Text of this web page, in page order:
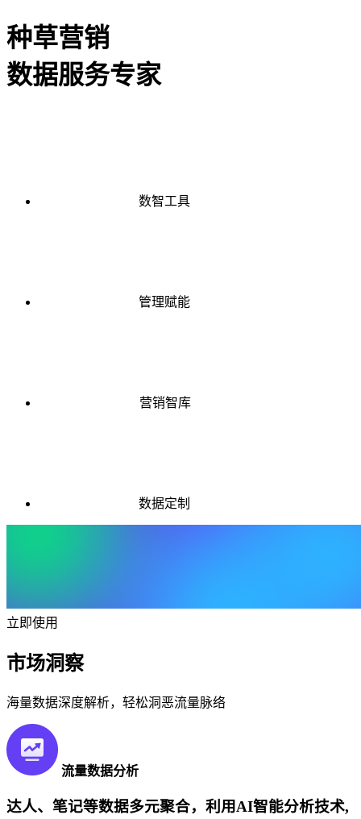
种草营销
数据服务专家
数智工具
管理赋能
营销智库
数据定制
立即使用
市场洞察
海量数据深度解析，轻松洞恶流量脉络
流量数据分析
达人、笔记等数据多元聚合，利用AI智能分析技术,